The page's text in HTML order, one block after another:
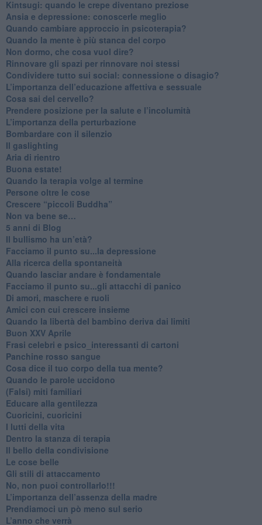
​Kintsugi: quando le crepe diventano preziose
Ansia e depressione: conoscerle meglio
Quando cambiare approccio in psicoterapia?
​Quando la mente è più stanca del corpo
Non dormo, che cosa vuol dire?
​Rinnovare gli spazi per rinnovare noi stessi
​Condividere tutto sui social: connessione o disagio?
​L’importanza dell’educazione affettiva e sessuale
​Cosa sai del cervello?
Prendere posizione per la salute e l’incolumità
L’importanza della perturbazione
​Bombardare con il silenzio
Il gaslighting
Aria di rientro
Buona estate!
​Quando la terapia volge al termine
​Persone oltre le cose
​Crescere “piccoli Buddha”
Non va bene se…
​5 anni di Blog
​Il bullismo ha un’età?
Facciamo il punto su...la depressione
​Alla ricerca della spontaneità
​Quando lasciar andare è fondamentale
Facciamo il punto su...gli attacchi di panico
Di amori, maschere e ruoli
​Amici con cui crescere insieme
​Quando la libertà del bambino deriva dai limiti
Buon XXV Aprile
​Frasi celebri e psico_interessanti di cartoni
​Panchine rosso sangue
​Cosa dice il tuo corpo della tua mente?
​Quando le parole uccidono
​(Falsi) miti familiari
​Educare alla gentilezza
​Cuoricini, cuoricini
I lutti della vita
​Dentro la stanza di terapia
​Il bello della condivisione
Le cose belle
​Gli stili di attaccamento
No, non puoi controllarlo!!!
​L’importanza dell’assenza della madre
​Prendiamoci un pò meno sul serio
​L’anno che verrà